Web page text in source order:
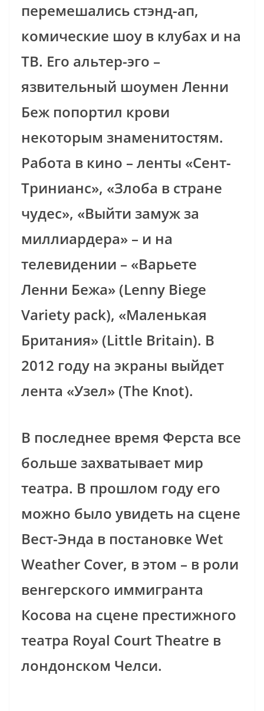
перемешались стэнд-ап,
комические шоу в клубах и на
ТВ. Его альтер-эго –
язвительный шоумен Ленни
Беж попортил крови
некоторым знаменитостям.
Работа в кино – ленты «Сент-
Тринианс», «Злоба в стране
чудес», «Выйти замуж за
миллиардера» – и на
телевидении – «Варьете
Ленни Бежа» (Lenny Biege
Variety pack), «Маленькая
Британия» (Little Britain). В
2012 году на экраны выйдет
лента «Узел» (The Knot).
В последнее время Ферста все
больше захватывает мир
театра. В прошлом году его
можно было увидеть на сцене
Вест-Энда в постановке Wet
Weather Cover, в этом – в роли
венгерского иммигранта
Косова на сцене престижного
театра Royal Court Theatre в
лондонском Челси.